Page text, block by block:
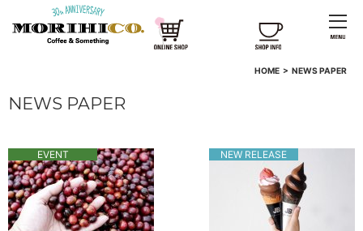
HOME> NEWS PAPER
NEWS PAPER
EVENT NEW RELEASE